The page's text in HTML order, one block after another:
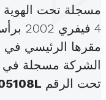
مسجلة تحت الهوية
4 فيفري 2002 برأس مال قدره
مقرها الرئيسي في
الشركة مسجلة
تحت الرقم